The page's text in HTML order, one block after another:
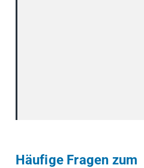
Häufige Fragen zum